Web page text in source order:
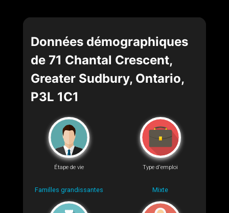
Données démographiques
de 71 Chantal Crescent,
Greater Sudbury, Ontario,
P3L 1C1
Étape de vie
Familles grandissantes
Type d'emploi
Mixte